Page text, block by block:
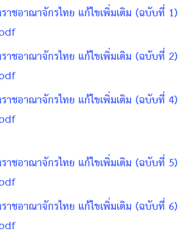
าชอาณาจักรไทย แก้ไขเพิ่มเติม (ฉบับที่ 1)
าชอาณาจักรไทย แก้ไขเพิ่มเติม (ฉบับที่ 2)
าชอาณาจักรไทย แก้ไขเพิ่มเติม (ฉบับที่ 4)
าชอาณาจักรไทย แก้ไขเพิ่มเติม (ฉบับที่ 5)
าชอาณาจักรไทย แก้ไขเพิ่มเติม (ฉบับที่ 6)